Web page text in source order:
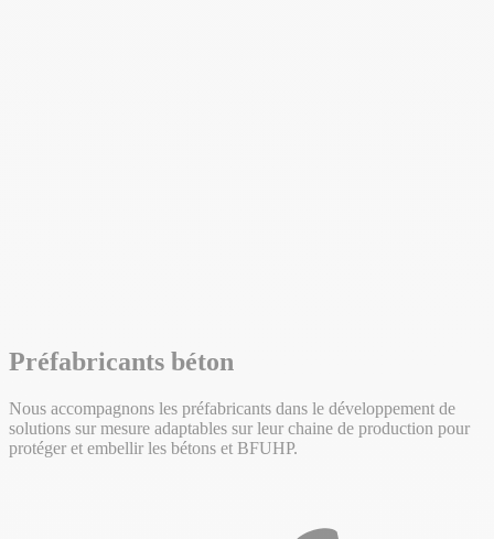
Préfabricants béton
Nous accompagnons les préfabricants dans le développement de
solutions sur mesure adaptables sur leur chaine de production pour
protéger et embellir les bétons et BFUHP.